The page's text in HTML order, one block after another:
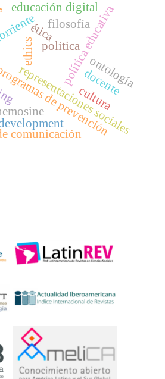
representaciones sociales
política educativa
de prevención
comunicación
política
ética
ethics
filosofía
ontología
docente
cultura
educación digital